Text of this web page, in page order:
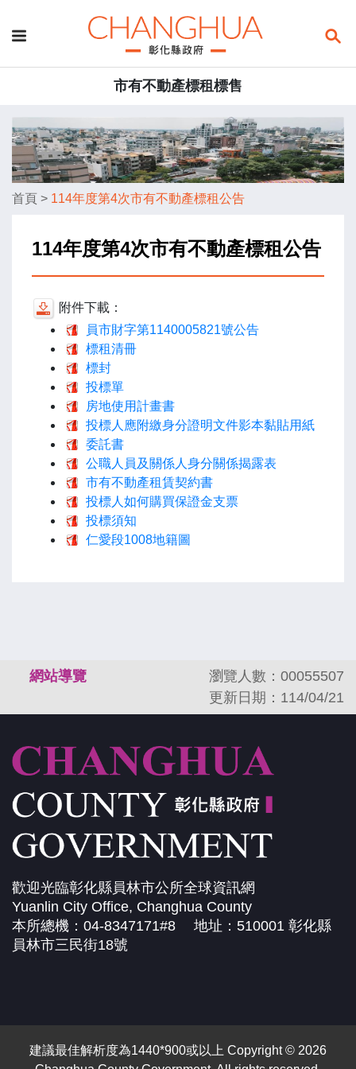
市有不動產標租標售
首頁 > 114年度第4次市有不動產標租公告
114年度第4次市有不動產標租公告
附件下載：
員市財字第1140005821號公告
標租清冊
標封
投標單
房地使用計畫書
投標人應附繳身分證明文件影本黏貼用紙
委託書
公職人員及關係人身分關係揭露表
市有不動產租賃契約書
投標人如何購買保證金支票
投標須知
仁愛段1008地籍圖
網站導覽
瀏覽人數：00055507
更新日期：114/04/21
歡迎光臨彰化縣員林市公所全球資訊網
Yuanlin City Office, Changhua County
本所總機：04-8347171#8 地址：510001 彰化縣
員林市三民街18號
建議最佳解析度為1440*900或以上 Copyright © 2026